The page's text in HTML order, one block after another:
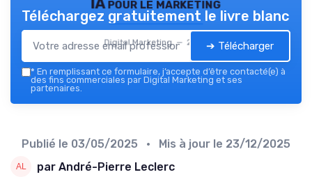
IA pour le marketing
Digital Marketing — 2026
Téléchargez gratuitement le livre blanc
➔ Télécharger
* En remplissant ce formulaire, j’accepte d’être contacté(e) à
des fins commerciales par Digital Marketing et ses
partenaires.
Publié le 03/05/2025 • Mis à jour le 23/12/2025
par André-Pierre Leclerc